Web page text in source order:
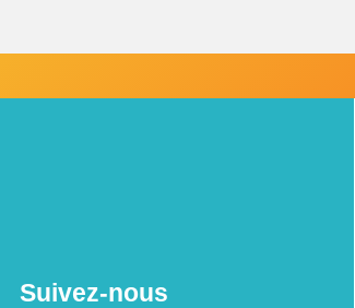
Suivez-nous